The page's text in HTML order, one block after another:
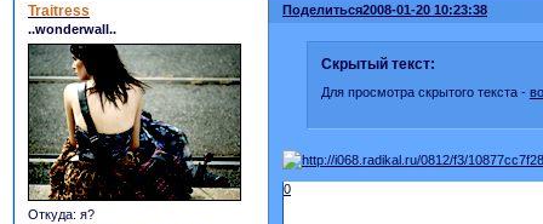
Поделиться2008-01-20 10:23:38
Traitress
..wonderwall..
Откуда: я?
Скрытый текст:
Для просмотра скрытого текста -
0